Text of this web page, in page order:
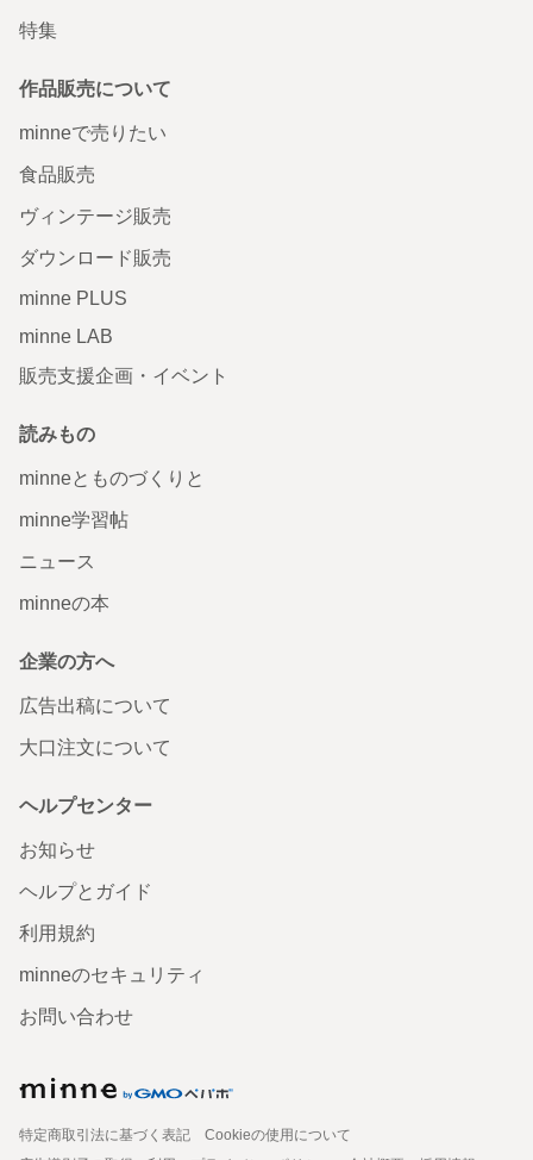
特集
作品販売について
minneで売りたい
食品販売
ヴィンテージ販売
ダウンロード販売
minne PLUS
minne LAB
販売支援企画・イベント
読みもの
minneとものづくりと
minne学習帖
ニュース
minneの本
企業の方へ
広告出稿について
大口注文について
ヘルプセンター
お知らせ
ヘルプとガイド
利用規約
minneのセキュリティ
お問い合わせ
特定商取引法に基づく表記
Cookieの使用について